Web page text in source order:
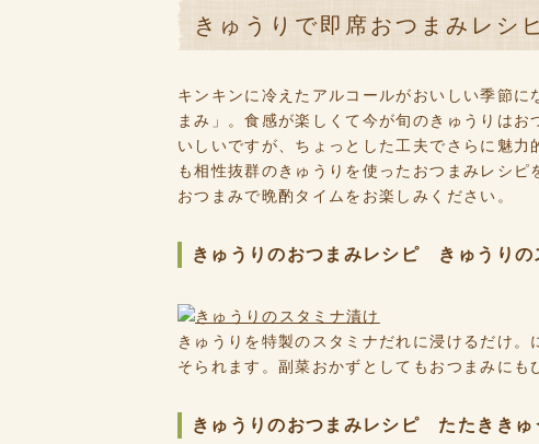
きゅうりで即席おつまみレシ
キンキンに冷えたアルコールがおいしい季節
まみ」。食感が楽しくて今が旬のきゅうりは
いしいですが、ちょっとした工夫でさらに魅
も相性抜群のきゅうりを使ったおつまみレシ
おつまみで晩酌タイムをお楽しみください。
きゅうりのおつまみレシピ きゅうりの
きゅうりを特製のスタミナだれに浸けるだけ
そられます。副菜おかずとしてもおつまみにも
きゅうりのおつまみレシピ たたききゅ